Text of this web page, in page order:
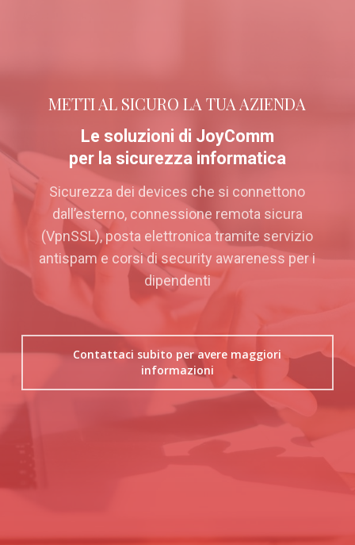
METTI AL SICURO LA TUA AZIENDA
Le soluzioni di JoyComm
per la sicurezza informatica
Sicurezza dei devices che si connettono
dall’esterno, connessione remota sicura
(VpnSSL), posta elettronica tramite servizio
antispam e corsi di security awareness per i
dipendenti
Contattaci subito per avere maggiori
informazioni